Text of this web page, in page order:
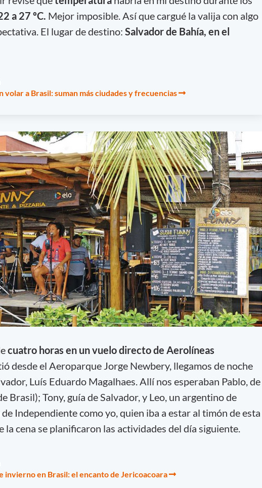
a 27 ºC. Mejor imposible. Así que cargué la valija con algo
El lugar de destino: Salvador de Bahía, en el
volar a Brasil: suman más ciudades y frecuencias
cuatro horas en un vuelo directo de Aerolíneas
desde el Aeroparque Jorge Newbery, llegamos de noche
Luís Eduardo Magalhaes. Allí nos esperaban Pablo, de
Brasil); Tony, guía de Salvador, y Leo, un argentino de
Independiente como yo, quien iba a estar al timón de esta
la cena se planificaron las actividades del día siguiente.
invierno en Brasil: el encanto de Jericoacoara